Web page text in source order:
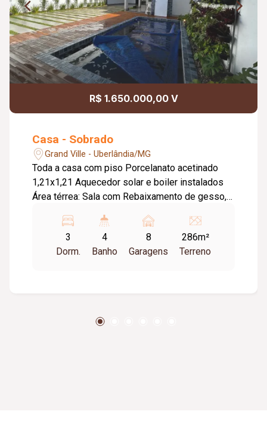
R$ 1.650.000,00 V
Casa - Sobrado
Grand Ville - Uberlândia/MG
Toda a casa com piso Porcelanato acetinado
1,21x1,21 Aquecedor solar e boiler instalados
Área térrea: Sala com Rebaixamento de gesso,
completa e cristaleira Cozinha com
revestimento 0,84x1,20 bancada e ilha em pedra
São Gabriel, Coifa estalada Marcenaria de
bancada em pedra branco prime; Área gourmet
3
Dorm.
4
Banho
8
Garagens
286m²
Terreno